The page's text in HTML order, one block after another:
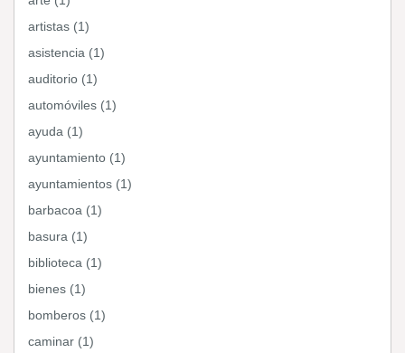
artistas (1)
asistencia (1)
auditorio (1)
automóviles (1)
ayuda (1)
ayuntamiento (1)
ayuntamientos (1)
barbacoa (1)
basura (1)
biblioteca (1)
bienes (1)
bomberos (1)
caminar (1)